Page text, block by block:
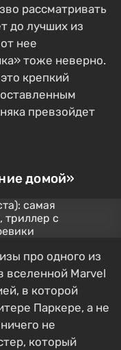
рассматривать
до лучших из
нее
тоже неверно.
крепкий
превзойдет
домой»
про одного из
вселенной Marvel
в которой
Паркере, а не
не
который